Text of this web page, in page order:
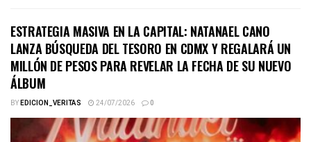
ESTRATEGIA MASIVA EN LA CAPITAL: NATANAEL CANO
LANZA BÚSQUEDA DEL TESORO EN CDMX Y REGALARÁ UN
MILLÓN DE PESOS PARA REVELAR LA FECHA DE SU NUEVO
ÁLBUM
BYEDICION_VERITAS 24/07/2026 0